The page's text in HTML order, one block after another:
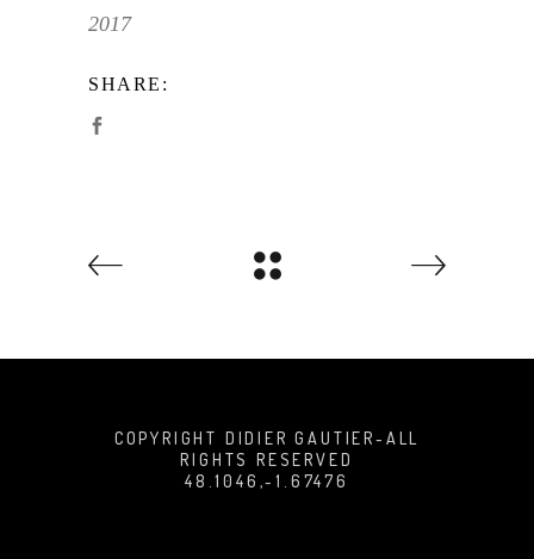
2017
SHARE:
COPYRIGHT DIDIER GAUTIER-ALL
RIGHTS RESERVED
48.1046,-1.67476